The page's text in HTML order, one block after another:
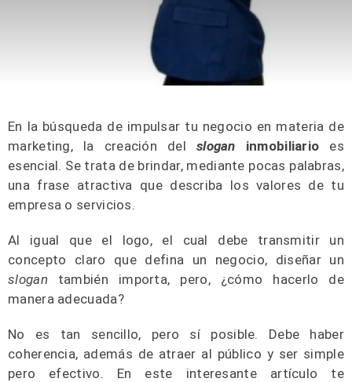
En la búsqueda de impulsar tu negocio en materia de
marketing, la creación del slogan inmobiliario es
esencial. Se trata de brindar, mediante pocas palabras,
una frase atractiva que describa los valores de tu
empresa o servicios.
Al igual que el logo, el cual debe transmitir un
concepto claro que defina un negocio, diseñar un
slogan también importa, pero, ¿cómo hacerlo de
manera adecuada?
No es tan sencillo, pero sí posible. Debe haber
coherencia, además de atraer al público y ser simple
pero efectivo. En este interesante artículo te